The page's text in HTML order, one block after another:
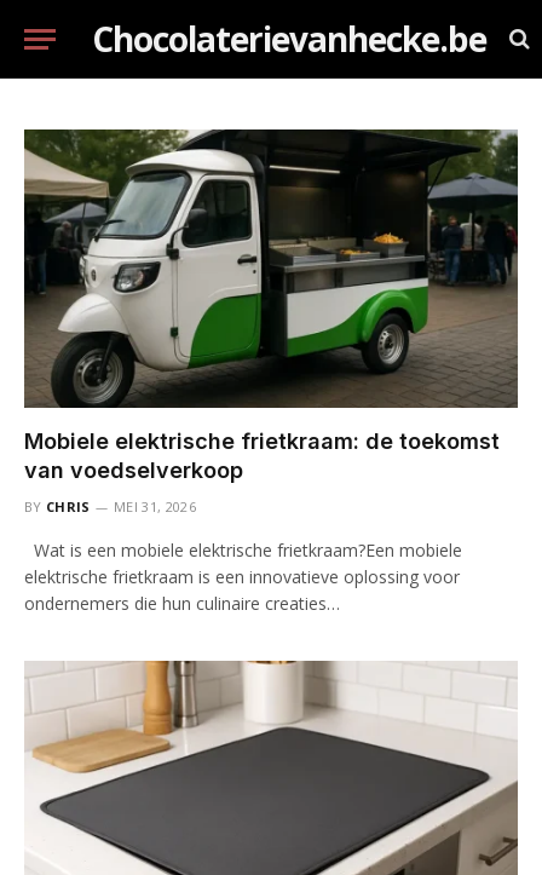
Chocolaterievanhecke.be
Mobiele elektrische frietkraam: de toekomst
van voedselverkoop
BY CHRIS MEI 31, 2026
Wat is een mobiele elektrische frietkraam?Een mobiele
elektrische frietkraam is een innovatieve oplossing voor
ondernemers die hun culinaire creaties…